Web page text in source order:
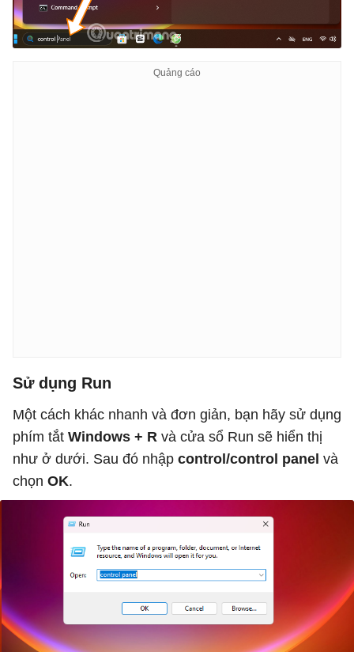
Sử dụng Run
Một cách khác nhanh và đơn giản, bạn hãy sử dụng
phím tắt Windows + R và cửa sổ Run sẽ hiển thị
như ở dưới. Sau đó nhập control/control panel và
chọn OK.